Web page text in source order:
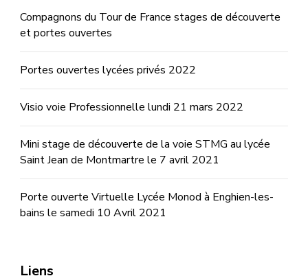
Compagnons du Tour de France stages de découverte
et portes ouvertes
Portes ouvertes lycées privés 2022
Visio voie Professionnelle lundi 21 mars 2022
Mini stage de découverte de la voie STMG au lycée
Saint Jean de Montmartre le 7 avril 2021
Porte ouverte Virtuelle Lycée Monod à Enghien-les-
bains le samedi 10 Avril 2021
Liens